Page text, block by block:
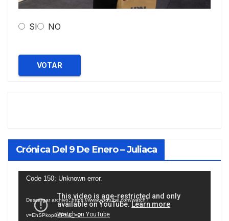
SI NO
VOTAR
Crónica Del 9 De Enero – Juliaca
Reproductor
vídeo
Code 150: Unknown error.
Descargar archivo: https://www.youtube.com/watch?
v=EhSPkop8KPY&_=2